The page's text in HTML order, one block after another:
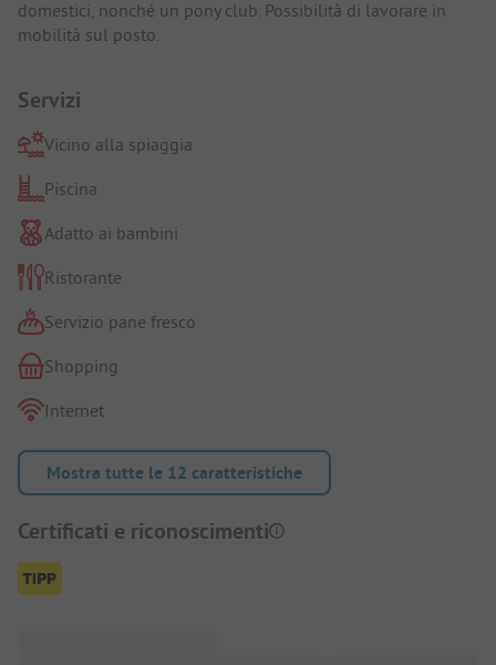
domestici, nonché un pony club. Possibilità di lavorare in
mobilità sul posto.
Servizi
Vicino alla spiaggia
Piscina
Adatto ai bambini
Ristorante
Servizio pane fresco
Shopping
Internet
Mostra tutte le 12 caratteristiche
Certificati e riconoscimenti